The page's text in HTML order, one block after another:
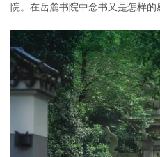
院。在岳麓书院中念书又是怎样的